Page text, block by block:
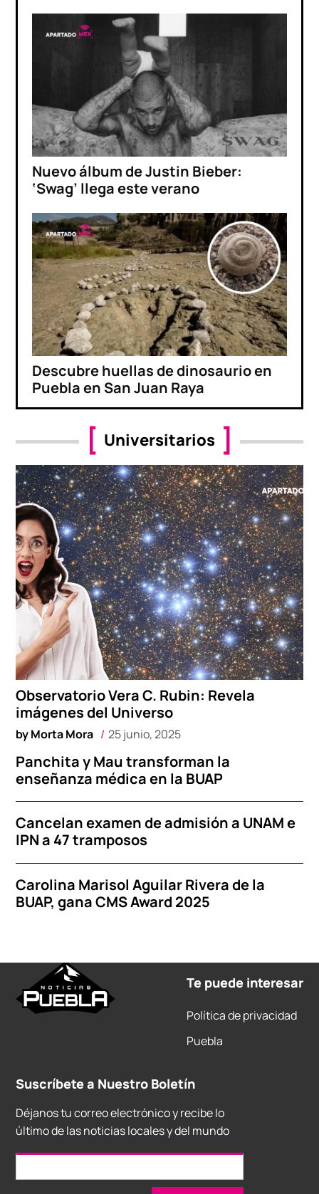
Nuevo álbum de Justin Bieber:
‘Swag’ llega este verano
Descubre huellas de dinosaurio en
Puebla en San Juan Raya
Universitarios
Observatorio Vera C. Rubin: Revela
imágenes del Universo
byMorta Mora 25 junio, 2025
Panchita y Mau transforman la
enseñanza médica en la BUAP
Cancelan examen de admisión a UNAM e
IPN a 47 tramposos
Carolina Marisol Aguilar Rivera de la
BUAP, gana CMS Award 2025
Te puede interesar
Política de privacidad
Puebla
Suscríbete a Nuestro Boletín
Déjanos tu correo electrónico y recibe lo
último de las noticias locales y del mundo